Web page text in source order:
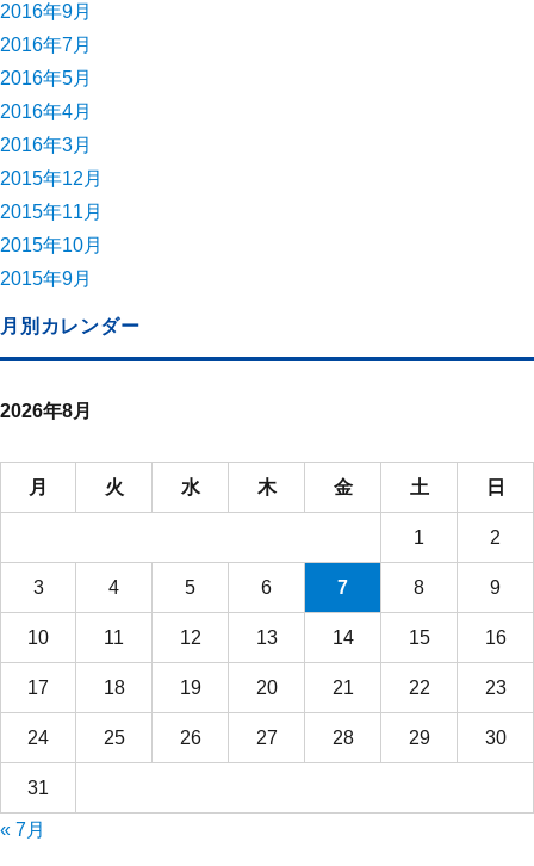
2016年9月
2016年7月
2016年5月
2016年4月
2016年3月
2015年12月
2015年11月
2015年10月
2015年9月
月別カレンダー
2026年8月
月 火 水 木 金 土 日
1 2
3 4 5 6 7 8 9
10 11 12 13 14 15 16
17 18 19 20 21 22 23
24 25 26 27 28 29 30
31
« 7月